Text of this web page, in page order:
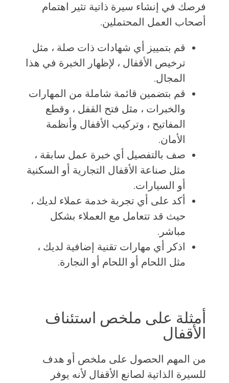
فرصك في إنشاء سيرة ذاتية تثير اهتمام
أصحاب العمل المحتملين.
قم بتمييز أي شهادات ذات صلة ، مثل
ترخيص الأقفال ، لإظهار الخبرة في هذا
المجال.
قم بتضمين قائمة شاملة من المهارات
والخبرات ، مثل فتح القفل ، وقطع
المفاتيح ، وتركيب الأقفال وأنظمة
الأمان.
صف بالتفصيل أي خبرة عمل سابقة ،
مثل صناعة الأقفال التجارية أو السكنية
أو السيارات.
أكد على أي تجربة خدمة عملاء لديك ،
حيث قد تتعامل مع العملاء بشكل
مباشر.
اذكر أي مهارات تقنية إضافية لديك ،
مثل اللحام أو اللحام أو النجارة.
أمثلة على ملخص استئناف
الأقفال
من المهم الحصول على ملخص أو هدف
للسيرة الذاتية لصانع الأقفال لأنه يوفر